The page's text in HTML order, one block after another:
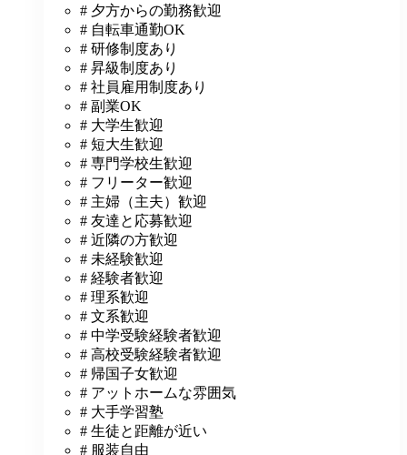
# 夕方からの勤務歓迎
# 自転車通勤OK
# 研修制度あり
# 昇級制度あり
# 社員雇用制度あり
# 副業OK
# 大学生歓迎
# 短大生歓迎
# 専門学校生歓迎
# フリーター歓迎
# 主婦（主夫）歓迎
# 友達と応募歓迎
# 近隣の方歓迎
# 未経験歓迎
# 経験者歓迎
# 理系歓迎
# 文系歓迎
# 中学受験経験者歓迎
# 高校受験経験者歓迎
# 帰国子女歓迎
# アットホームな雰囲気
# 大手学習塾
# 生徒と距離が近い
# 服装自由